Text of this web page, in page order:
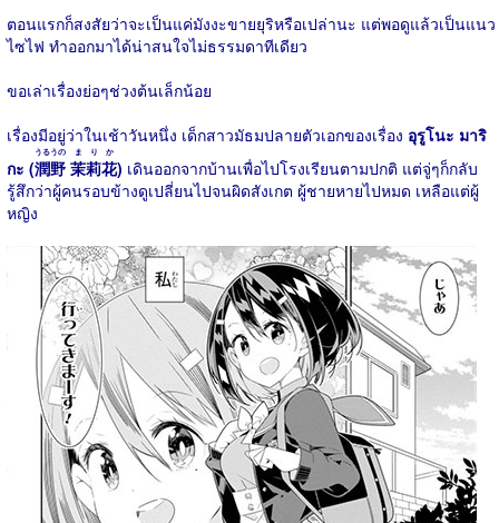
ตอนแรกก็สงสัยว่าจะเป็นแค่มังงะขายยุริหรือเปล่านะ แต่พอดูแล้วเป็นแนว
ไซไฟ ทำออกมาได้น่าสนใจไม่ธรรมดาทีเดียว
ขอเล่าเรื่องย่อๆช่วงต้นเล็กน้อย
เรื่องมีอยู่ว่าในเช้าวันหนึ่ง เด็กสาวมัธมปลายตัวเอกของเรื่อง อุรูโนะ มาริ
กะ (潤野
うるうの
茉莉花
まりか
) เดินออกจากบ้านเพื่อไปโรงเรียนตามปกติ แต่จู่ๆก็กลับ
รู้สึกว่าผู้คนรอบข้างดูเปลี่ยนไปจนผิดสังเกต ผู้ชายหายไปหมด เหลือแต่ผู้
หญิง